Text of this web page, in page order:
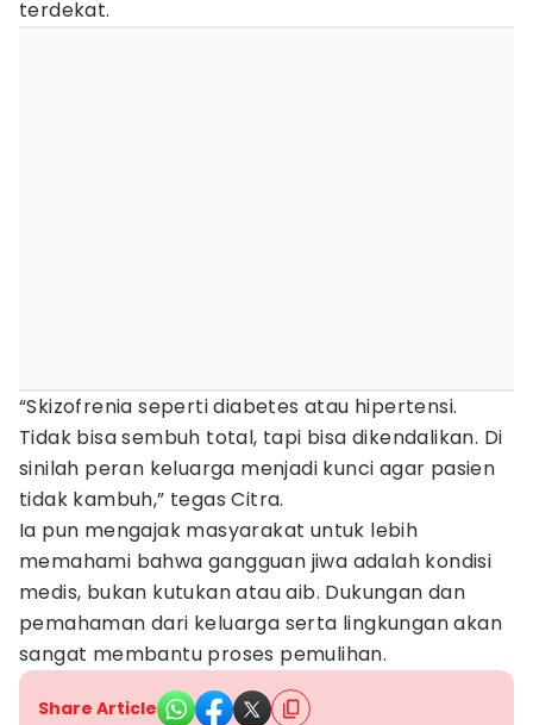
terdekat.
“Skizofrenia seperti diabetes atau hipertensi.
Tidak bisa sembuh total, tapi bisa dikendalikan. Di
sinilah peran keluarga menjadi kunci agar pasien
tidak kambuh,” tegas Citra.
Ia pun mengajak masyarakat untuk lebih
memahami bahwa gangguan jiwa adalah kondisi
medis, bukan kutukan atau aib. Dukungan dan
pemahaman dari keluarga serta lingkungan akan
sangat membantu proses pemulihan.
Share Article